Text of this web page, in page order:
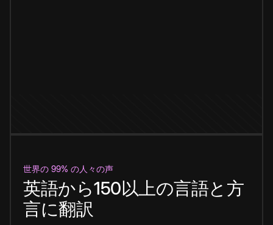
世界の 99% の人々の声
英語から150以上の言語と方
言に翻訳